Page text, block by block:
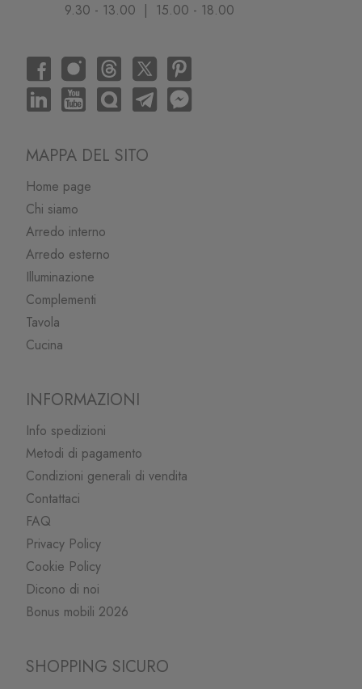
9.30 - 13.00 | 15.00 - 18.00
MAPPA DEL SITO
Home page
Chi siamo
Arredo interno
Arredo esterno
Illuminazione
Complementi
Tavola
Cucina
INFORMAZIONI
Info spedizioni
Metodi di pagamento
Condizioni generali di vendita
Contattaci
FAQ
Privacy Policy
Cookie Policy
Dicono di noi
Bonus mobili 2026
SHOPPING SICURO